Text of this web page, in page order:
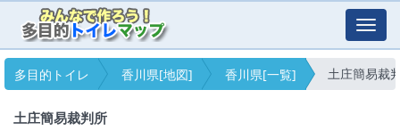
多目的トイレ
香川県[地図] 香川県[一覧] 土庄簡易裁
土庄簡易裁判所